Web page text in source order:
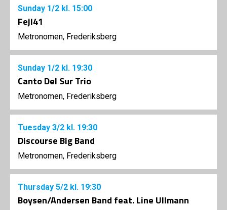
Sunday 1/2 kl. 15:00
Fejl41
Metronomen, Frederiksberg
Sunday 1/2 kl. 19:30
Canto Del Sur Trio
Metronomen, Frederiksberg
Tuesday 3/2 kl. 19:30
Discourse Big Band
Metronomen, Frederiksberg
Thursday 5/2 kl. 19:30
Boysen/Andersen Band feat. Line Ullmann